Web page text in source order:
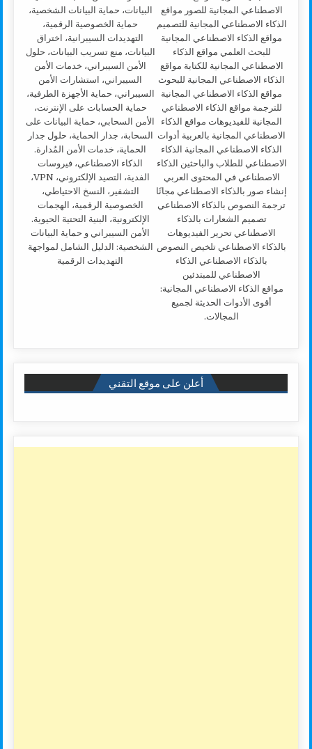
مواقع الذكاء الاصطناعي المجانية:
أقوى الأدوات الحديثة لجميع
المجالات.
الأمن السيبراني و حماية البيانات
الشخصية: الدليل الشامل لمواجهة
التهديدات الرقمية
أعلن على موقع التقني